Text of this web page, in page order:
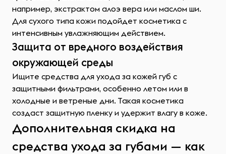
например, экстрактом алоэ вера или маслом ши.
Для сухого типа кожи подойдет косметика с
интенсивным увлажняющим действием.
Защита от вредного воздействия
окружающей среды
Ищите средства для ухода за кожей губ с
защитными фильтрами, особенно летом или в
холодные и ветреные дни. Такая косметика
создаст защитную пленку и удержит влагу в коже.
Дополнительная скидка на
средства ухода за губами — как